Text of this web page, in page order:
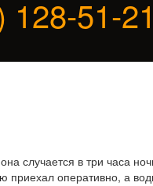
128-51-21
случается в три часа
приехал оперативно, а